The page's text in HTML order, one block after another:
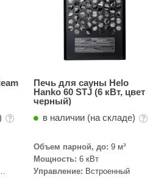
Печь для сауны Helo
Hanko 60 STJ (6 кВт, цвет
черный)
в наличии (на складе)
Объем парной, до: 9 м³
Мощность: 6 кВт
Управление: Встроенный